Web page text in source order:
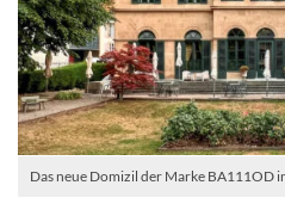
Das neue Domizil der Marke BA111OD